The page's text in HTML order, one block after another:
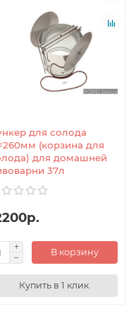
для солода
(корзина для
для домашней
37л
В корзину
Купить в 1 клик